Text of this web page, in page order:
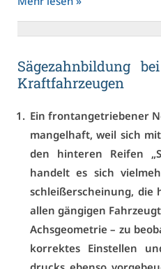
Sä­ge­zahn­bil­dung
Kraft­fahr­zeu­gen
Ein frontan­ge­trie­be­ner
man­gel­haft, weil sich
den hin­te­ren Rei­fen
han­delt es sich
schleiß­er­schei­nung, die
al­len gän­gi­gen
Achs­geo­me­trie – zu
kor­rek­tes Ein­stel­len